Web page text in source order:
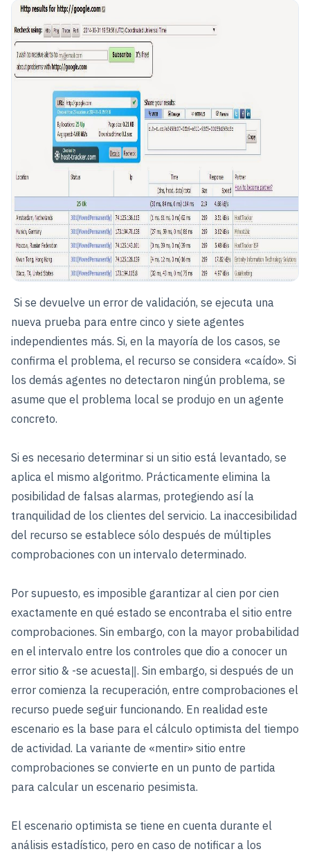
Si se devuelve un error de validación, se ejecuta una
nueva prueba para entre cinco y siete agentes
independientes más. Si, en la mayoría de los casos, se
confirma el problema, el recurso se considera «caído». Si
los demás agentes no detectaron ningún problema, se
asume que el problema local se produjo en un agente
concreto.
Si es necesario determinar si un sitio está levantado, se
aplica el mismo algoritmo. Prácticamente elimina la
posibilidad de falsas alarmas, protegiendo así la
tranquilidad de los clientes del servicio. La inaccesibilidad
del recurso se establece sólo después de múltiples
comprobaciones con un intervalo determinado.
Por supuesto, es imposible garantizar al cien por cien
exactamente en qué estado se encontraba el sitio entre
comprobaciones. Sin embargo, con la mayor probabilidad
en el intervalo entre los controles que dio a conocer un
error sitio & -se acuesta‖. Sin embargo, si después de un
error comienza la recuperación, entre comprobaciones el
recurso puede seguir funcionando. En realidad este
escenario es la base para el cálculo optimista del tiempo
de actividad. La variante de «mentir» sitio entre
comprobaciones se convierte en un punto de partida
para calcular un escenario pesimista.
El escenario optimista se tiene en cuenta durante el
análisis estadístico, pero en caso de notificar a los